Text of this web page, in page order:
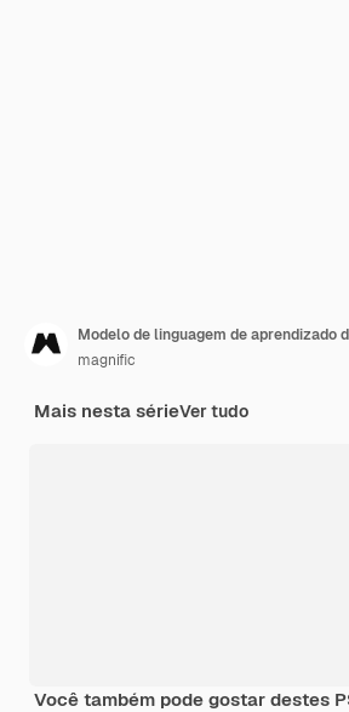
Modelo de linguagem de aprendizado
magnific
Mais nesta sérieVer tudo
Você também pode gostar destes